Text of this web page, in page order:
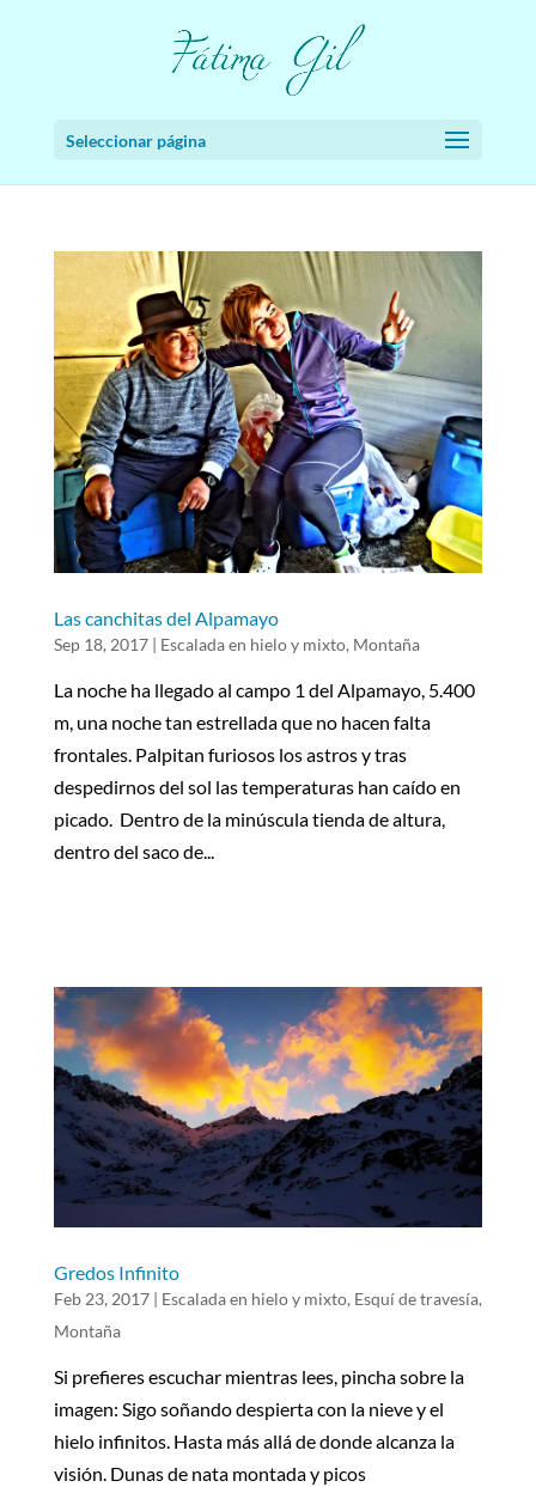
Seleccionar página
Las canchitas del Alpamayo
Sep 18, 2017| Escalada en hielo y mixto, Montaña
La noche ha llegado al campo 1 del Alpamayo, 5.400
m, una noche tan estrellada que no hacen falta
frontales. Palpitan furiosos los astros y tras
despedirnos del sol las temperaturas han caído en
picado. Dentro de la minúscula tienda de altura,
dentro del saco de...
Gredos Infinito
Feb 23, 2017| Escalada en hielo y mixto, Esquí de travesía,
Montaña
Si prefieres escuchar mientras lees, pincha sobre la
imagen: Sigo soñando despierta con la nieve y el
hielo infinitos. Hasta más allá de donde alcanza la
visión. Dunas de nata montada y picos